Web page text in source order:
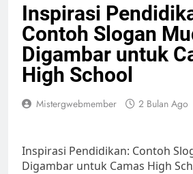
Inspirasi
Contoh Slogan
Digambar untuk
High School
Mistergwebmember 2 Bulan Ago
Inspirasi Pendidikan: Contoh
Digambar untuk Camas High